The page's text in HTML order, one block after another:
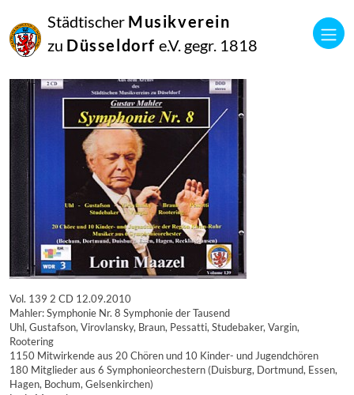
Städtischer Musikverein
zu Düsseldorf e.V. gegr. 1818
September
2014
Manfred Hill
Vol. 139 2 CD 12.09.2010
Mahler: Symphonie Nr. 8 Symphonie der Tausend
Uhl, Gustafson, Virovlansky, Braun, Pessatti, Studebaker, Vargin,
Rootering
1150 Mitwirkende aus 20 Chören und 10 Kinder- und Jugendchören
180 Mitglieder aus 6 Symphonieorchestern (Duisburg, Dortmund, Essen,
Hagen, Bochum, Gelsenkirchen)